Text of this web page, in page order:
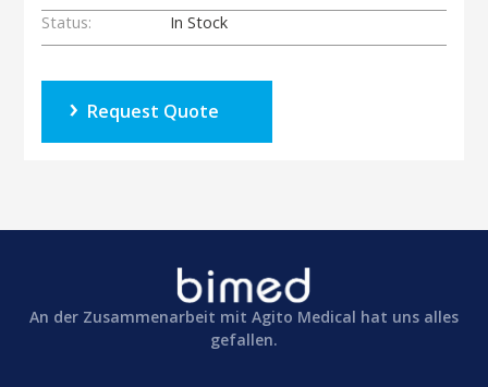
Status:
In Stock
Request Quote
An der Zusammenarbeit mit Agito Medical hat uns alles
gefallen.